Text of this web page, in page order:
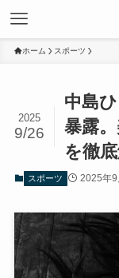
ホーム スポーツ
中島
暴露
を徹
2025
9/26
スポーツ 2025年9